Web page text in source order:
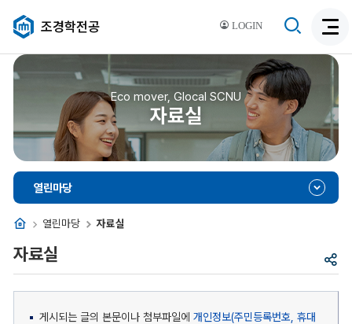
LOGIN
조경학전공
색
활
성
색
Eco mover, Glocal SCNU
자료실
홈 열린마당 자료실
열린마당
공
자료실
게시되는 글의 본문이나 첨부파일에 개인정보(주민등록번호, 휴대